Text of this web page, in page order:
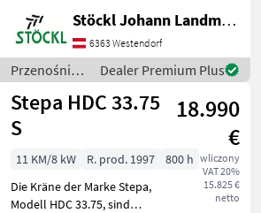
Zangenbreite ca.85cm, Spur
ca. 3, 0m, ohne Schienen,
Standort Westendorf, A
Przenośniki Żurawie do
forwarde
Stöckl Johann Landmaschinen GesmbH & Co KG
6363 Westendorf
Przenośniki
/ Sonstige
Dealer Premium Plus
Stepa HDC 33.75
S
18.990
€
wliczony
VAT 20%
15.825 €
netto
11 KM/8 kW R. prod. 1997
800 h
Die Kräne der Marke Stepa,
Modell HDC 33.75, sind